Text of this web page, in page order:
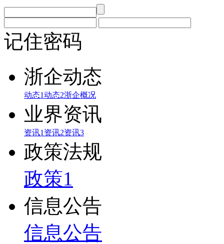
记住密码
浙企动态
动态1动态2浙企概况
业界资讯
资讯1 资讯2资讯3
政策法规
政策1
信息公告
信息公告